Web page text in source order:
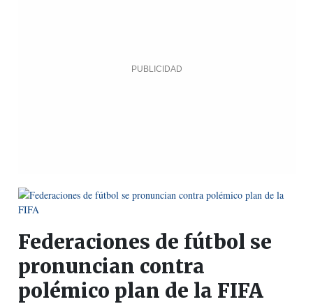
Federaciones de fútbol se
pronuncian contra
polémico plan de la FIFA